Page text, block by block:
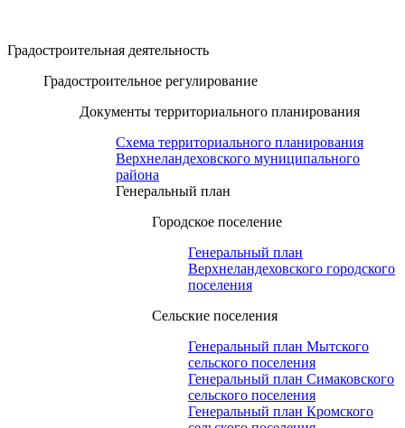
Градостроительная деятельность
Градостроительное регулирование
Документы территориального планирования
Схема территориального планирования
Верхнеландеховского муниципального
района
Генеральный план
Городское поселение
Генеральный план
Верхнеландеховского городского
поселения
Сельские поселения
Генеральный план Мытского
сельского поселения
Генеральный план Симаковского
сельского поселения
Генеральный план Кромского